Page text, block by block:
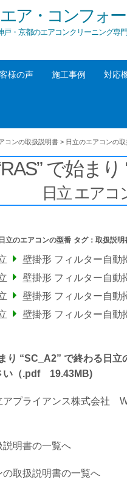
ア・コンフォー
戸・京都のエアコンクリーニング専
様の声 施工事例 対応
コンの取扱説明書 > 日立のエアコンの
で始ま
日立 エアコ
立のエアコンの型番 タグ： 取扱説明
壁掛形 フィルター自動
壁掛形 フィルター自動
壁掛形 フィルター自動
壁掛形 フィルター自動
り “SC_A2” で終わる日
い（.pdf 19.43MB)
アプライアンス株式会社
説明書の一覧へ
の取扱説明書の一覧へ